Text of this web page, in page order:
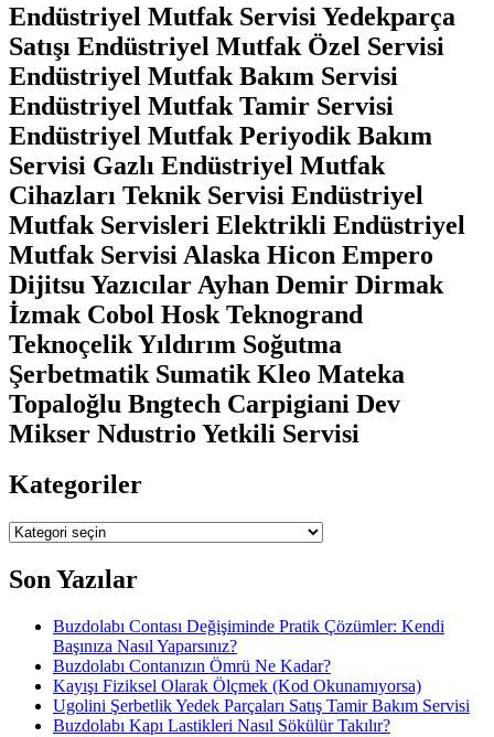
Endüstriyel Mutfak Servisi Yedekparça
Satışı Endüstriyel Mutfak Özel Servisi
Endüstriyel Mutfak Bakım Servisi
Endüstriyel Mutfak Tamir Servisi
Endüstriyel Mutfak Periyodik Bakım
Servisi Gazlı Endüstriyel Mutfak
Cihazları Teknik Servisi Endüstriyel
Mutfak Servisleri Elektrikli Endüstriyel
Mutfak Servisi Alaska Hicon Empero
Dijitsu Yazıcılar Ayhan Demir Dirmak
İzmak Cobol Hosk Teknogrand
Teknoçelik Yıldırım Soğutma
Şerbetmatik Sumatik Kleo Mateka
Topaloğlu Bngtech Carpigiani Dev
Mikser Ndustrio Yetkili Servisi
Kategoriler
Kategoriler
Son Yazılar
Buzdolabı Contası Değişiminde Pratik Çözümler: Kendi
Başınıza Nasıl Yaparsınız?
Buzdolabı Contanızın Ömrü Ne Kadar?
Kayışı Fiziksel Olarak Ölçmek (Kod Okunamıyorsa)
Ugolini Şerbetlik Yedek Parçaları Satış Tamir Bakım Servisi
Buzdolabı Kapı Lastikleri Nasıl Sökülür Takılır?